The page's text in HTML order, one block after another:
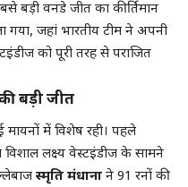
बड़ी वनडे जीत का कीर्तिमान
गया, जहां भारतीय टीम ने अपनी
को पूरी तरह से पराजित
बड़ी जीत
में विशेष रही। पहले
लक्ष्य वेस्टइंडीज के सामने
स्मृति मंधाना ने 91 रनों की